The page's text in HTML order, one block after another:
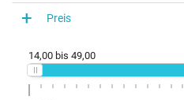
Preis
14,00 bis 49,00